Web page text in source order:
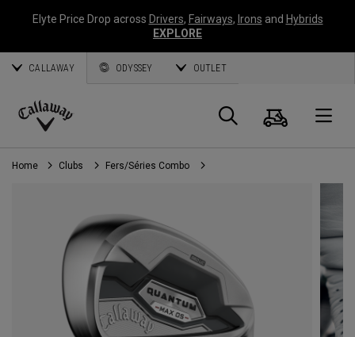
Elyte Price Drop across Drivers, Fairways, Irons and Hybrids
EXPLORE
CALLAWAY ODYSSEY OUTLET
Callaway
Golf
Panier
Home Clubs Fers/Séries Combo